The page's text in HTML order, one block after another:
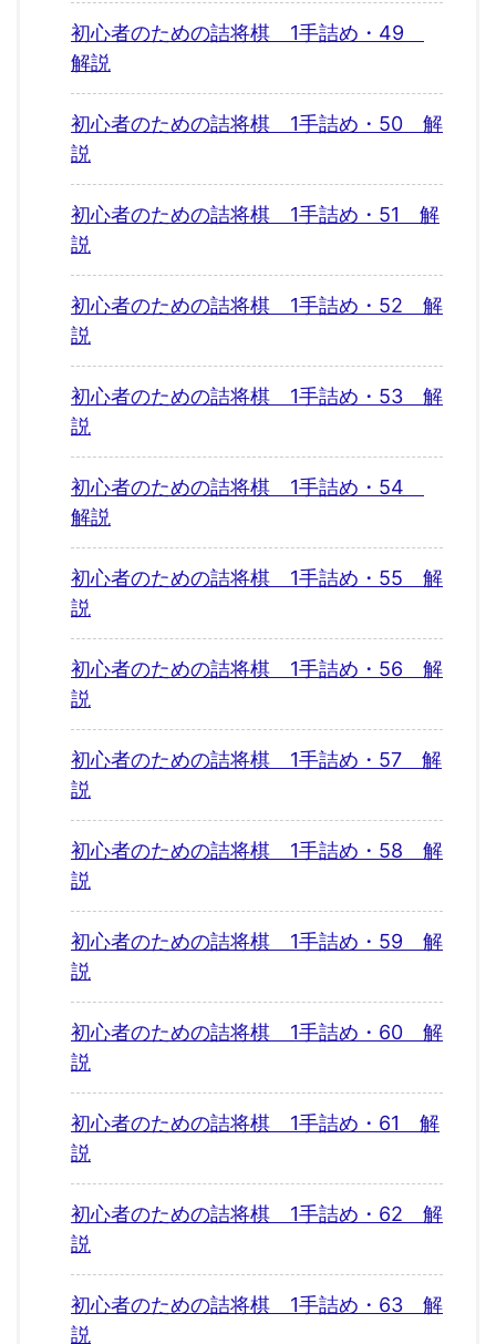
初心者のための詰将棋 1手詰め・49
解説
初心者のための詰将棋 1手詰め・50 解
説
初心者のための詰将棋 1手詰め・51 解
説
初心者のための詰将棋 1手詰め・52 解
説
初心者のための詰将棋 1手詰め・53 解
説
初心者のための詰将棋 1手詰め・54
解説
初心者のための詰将棋 1手詰め・55 解
説
初心者のための詰将棋 1手詰め・56 解
説
初心者のための詰将棋 1手詰め・57 解
説
初心者のための詰将棋 1手詰め・58 解
説
初心者のための詰将棋 1手詰め・59 解
説
初心者のための詰将棋 1手詰め・60 解
説
初心者のための詰将棋 1手詰め・61 解
説
初心者のための詰将棋 1手詰め・62 解
説
初心者のための詰将棋 1手詰め・63 解
説